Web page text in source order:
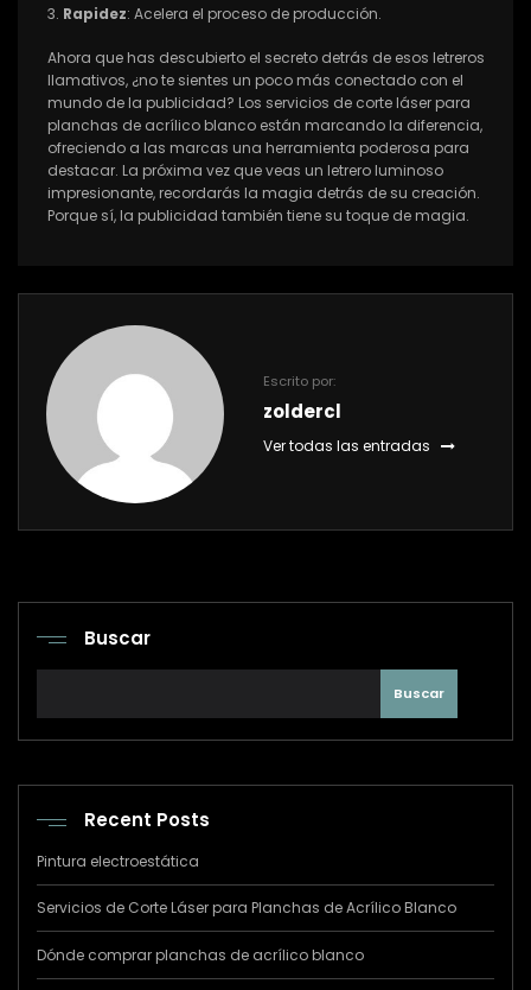
Rapidez: Acelera el proceso de producción.
Ahora que has descubierto el secreto detrás de esos letreros
llamativos, ¿no te sientes un poco más conectado con el
mundo de la publicidad? Los servicios de corte láser para
planchas de acrílico blanco están marcando la diferencia,
ofreciendo a las marcas una herramienta poderosa para
destacar. La próxima vez que veas un letrero luminoso
impresionante, recordarás la magia detrás de su creación.
Porque sí, la publicidad también tiene su toque de magia.
Escrito por:
zoldercl
Ver todas las entradas
Buscar
Buscar
Recent Posts
Pintura electroestática
Servicios de Corte Láser para Planchas de Acrílico Blanco
Dónde comprar planchas de acrílico blanco